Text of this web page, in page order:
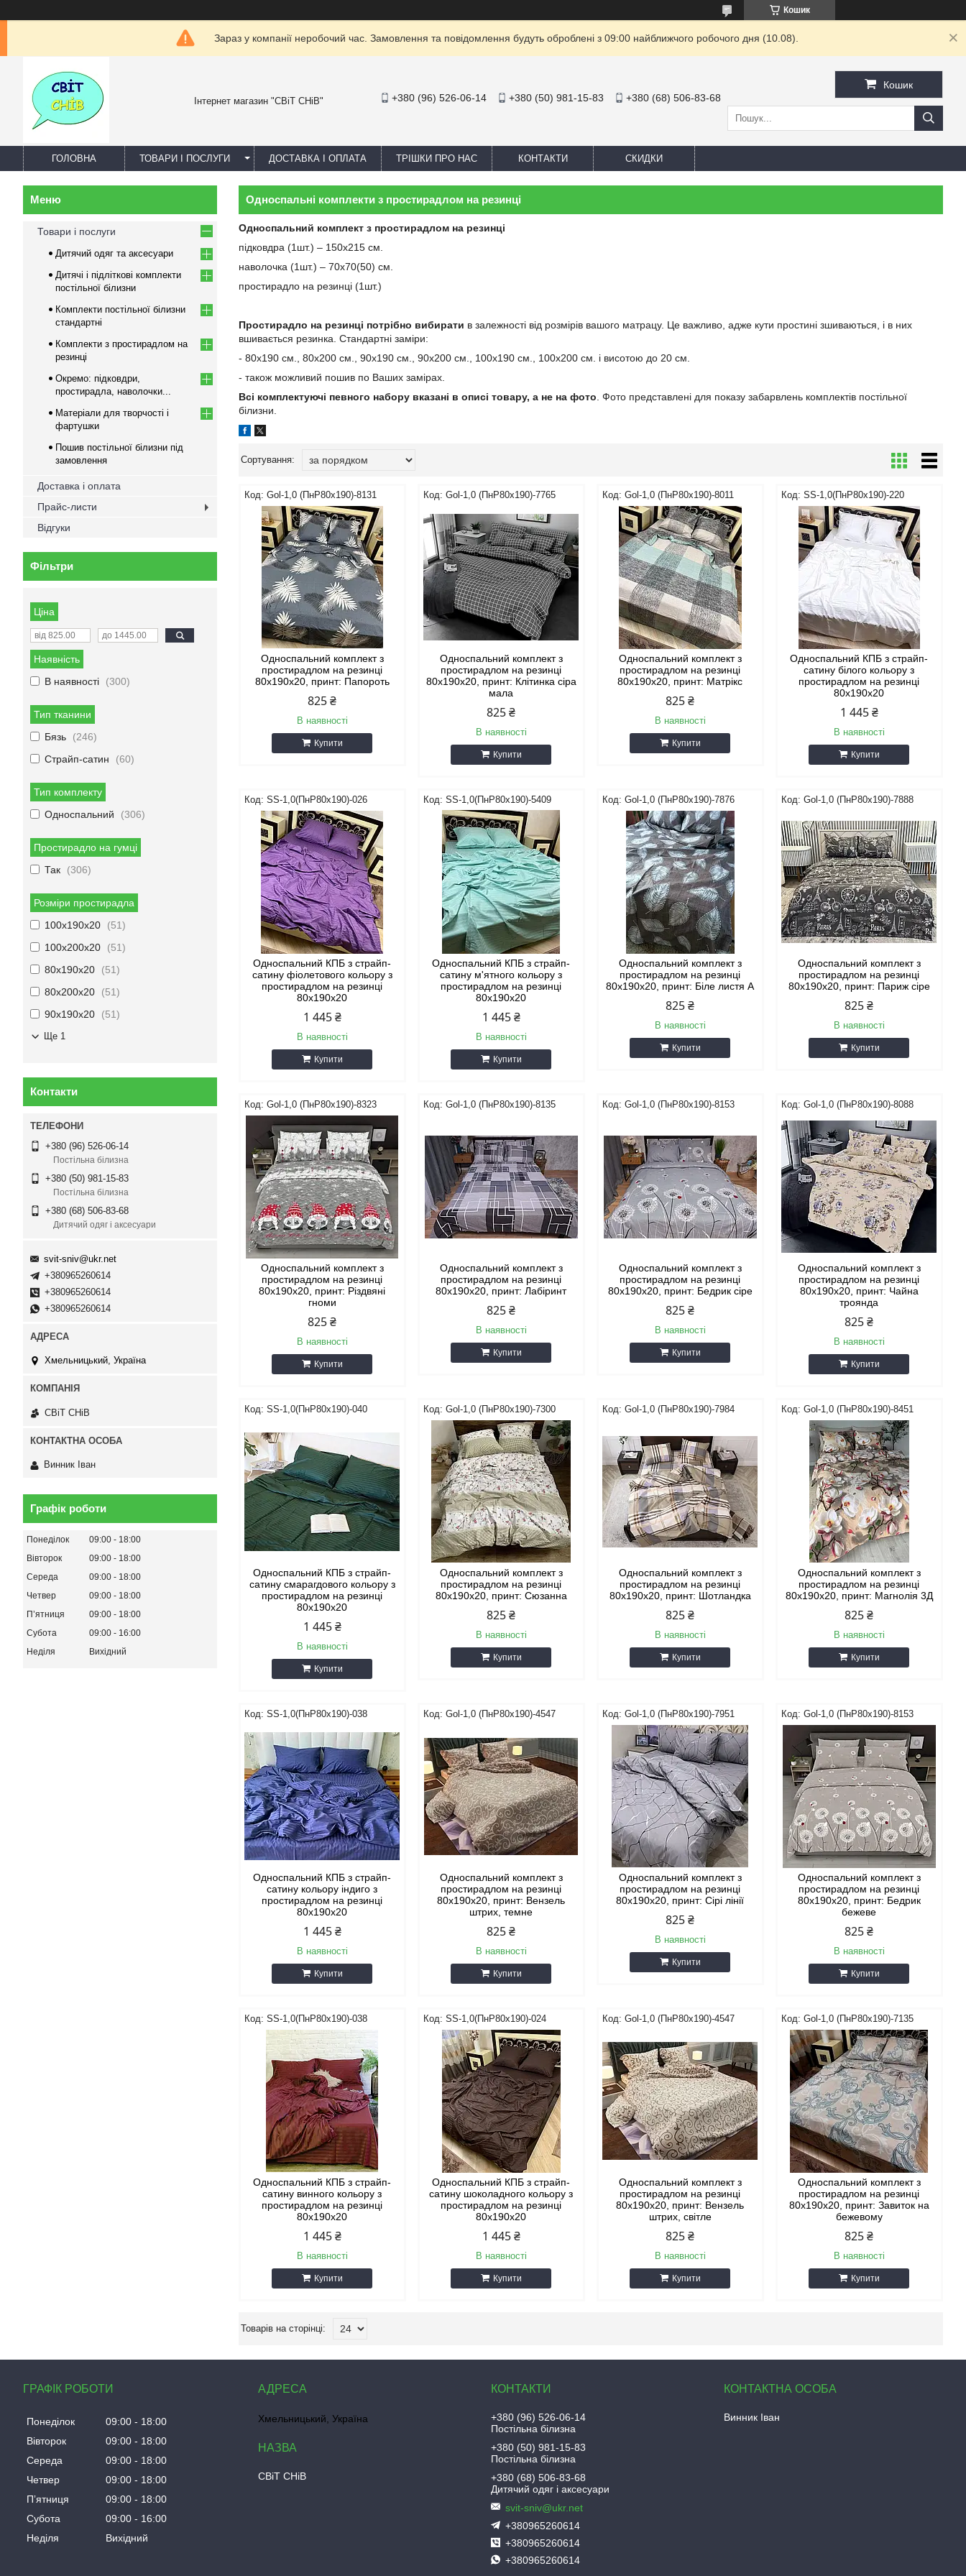
Кошик
Зараз у компанії неробочий час. Замовлення та повідомлення будуть оброблені з 09:00 найближчого робочого дня (10.08).
Інтернет магазин "СВіТ СНіВ" +380 (96) 526-06-14 +380 (50) 981-15-83 +380 (68) 506-83-68
Кошик
ГОЛОВНА ТОВАРИ І ПОСЛУГИ ДОСТАВКА І ОПЛАТА ТРІШКИ ПРО НАС КОНТАКТИ СКИДКИ
Односпальні комплекти з простирадлом на резинці
Односпальний комплект з простирадлом на резинці
підковдра (1шт.) – 150х215 см.
наволочка (1шт.) – 70х70(50) см.
простирадло на резинці (1шт.)
Простирадло на резинці потрібно вибирати в залежності від розмірів вашого матрацу. Це важливо, адже кути простині зшиваються, і в них
вшивається резинка. Стандартні заміри:
- 80х190 см., 80х200 см., 90х190 см., 90х200 см., 100х190 см., 100х200 см. і висотою до 20 см.
- також можливий пошив по Ваших замірах.
Всі комплектуючі певного набору вказані в описі товару, а не на фото . Фото представлені для показу забарвлень комплектів постільної
білизни.
Gol-1,0 (ПнР80х190)-8131
Односпальний комплект з
простирадлом на резинці
80х190х20, принт: Папороть
825 ₴
В наявності
Купити
Gol-1,0 (ПнР80х190)-7765
Односпальний комплект з
простирадлом на резинці
80х190х20, принт: Клітинка сіра
мала
825 ₴
В наявності
Купити
Gol-1,0 (ПнР80х190)-8011
Односпальний комплект з
простирадлом на резинці
80х190х20, принт: Матрікс
825 ₴
В наявності
Купити
SS-1,0(ПнР80х190)-220
Односпальний КПБ з страйп-
сатину білого кольору з
простирадлом на резинці
80х190х20
1 445 ₴
В наявності
Купити
SS-1,0(ПнР80х190)-026
Односпальний КПБ з страйп-
сатину фіолетового кольору з
простирадлом на резинці
80х190х20
1 445 ₴
В наявності
Купити
SS-1,0(ПнР80х190)-5409
Односпальний КПБ з страйп-
сатину м'ятного кольору з
простирадлом на резинці
80х190х20
1 445 ₴
В наявності
Купити
Gol-1,0 (ПнР80х190)-7876
Односпальний комплект з
простирадлом на резинці
80х190х20, принт: Біле листя А
825 ₴
В наявності
Купити
Gol-1,0 (ПнР80х190)-7888
Односпальний комплект з
простирадлом на резинці
80х190х20, принт: Париж сіре
825 ₴
В наявності
Купити
Gol-1,0 (ПнР80х190)-8323
Односпальний комплект з
простирадлом на резинці
80х190х20, принт: Різдвяні
гноми
825 ₴
В наявності
Купити
Gol-1,0 (ПнР80х190)-8135
Односпальний комплект з
простирадлом на резинці
80х190х20, принт: Лабіринт
825 ₴
В наявності
Купити
Gol-1,0 (ПнР80х190)-8153
Односпальний комплект з
простирадлом на резинці
80х190х20, принт: Бедрик сіре
825 ₴
В наявності
Купити
Gol-1,0 (ПнР80х190)-8088
Односпальний комплект з
простирадлом на резинці
80х190х20, принт: Чайна
троянда
825 ₴
В наявності
Купити
SS-1,0(ПнР80х190)-040
Односпальний КПБ з страйп-
сатину смарагдового кольору з
простирадлом на резинці
80х190х20
1 445 ₴
В наявності
Купити
Gol-1,0 (ПнР80х190)-7300
Односпальний комплект з
простирадлом на резинці
80х190х20, принт: Сюзанна
825 ₴
В наявності
Купити
Gol-1,0 (ПнР80х190)-7984
Односпальний комплект з
простирадлом на резинці
80х190х20, принт: Шотландка
825 ₴
В наявності
Купити
Gol-1,0 (ПнР80х190)-8451
Односпальний комплект з
простирадлом на резинці
80х190х20, принт: Магнолія 3Д
825 ₴
В наявності
Купити
SS-1,0(ПнР80х190)-038
Односпальний КПБ з страйп-
сатину кольору індиго з
простирадлом на резинці
80х190х20
1 445 ₴
В наявності
Купити
Gol-1,0 (ПнР80х190)-4547
Односпальний комплект з
простирадлом на резинці
80х190х20, принт: Вензель
штрих, темне
825 ₴
В наявності
Купити
Gol-1,0 (ПнР80х190)-7951
Односпальний комплект з
простирадлом на резинці
80х190х20, принт: Сірі лінії
825 ₴
В наявності
Купити
Gol-1,0 (ПнР80х190)-8153
Односпальний комплект з
простирадлом на резинці
80х190х20, принт: Бедрик
бежеве
825 ₴
В наявності
Купити
SS-1,0(ПнР80х190)-038
Односпальний КПБ з страйп-
сатину винного кольору з
простирадлом на резинці
80х190х20
1 445 ₴
В наявності
Купити
SS-1,0(ПнР80х190)-024
Односпальний КПБ з страйп-
сатину шоколадного кольору з
простирадлом на резинці
80х190х20
1 445 ₴
В наявності
Купити
Gol-1,0 (ПнР80х190)-4547
Односпальний комплект з
простирадлом на резинці
80х190х20, принт: Вензель
штрих, світле
825 ₴
В наявності
Купити
Gol-1,0 (ПнР80х190)-7135
Односпальний комплект з
простирадлом на резинці
80х190х20, принт: Завиток на
бежевому
825 ₴
В наявності
Купити
Товари і послуги
Дитячий одяг та аксесуари
Дитячі і підліткові комплекти
постільної білизни
Комплекти постільної білизни
стандартні
Комплекти з простирадлом на
резинці
Окремо: підковдри,
простирадла, наволочки...
Матеріали для творчості і
фартушки
Пошив постільної білизни під
замовлення
Доставка і оплата
Прайс-листи
Відгуки
Фільтри
Ціна
Наявність
В наявності
300
Тип тканини
Бязь
246
Страйп-сатин
60
Тип комплекту
Односпальний
306
Простирадло на гумці
Так
306
Розміри простирадла
100х190х20
51
100х200х20
51
80х190х20
51
80х200х20
51
90х190х20
51
Ще 1
Контакти
+380 (96) 526-06-14
Постільна білизна
+380 (50) 981-15-83
Постільна білизна
+380 (68) 506-83-68
Дитячий одяг і аксесуари
svit-sniv@ukr.net
+380965260614
+380965260614
+380965260614
Хмельницький, Україна
СВіТ СНіВ
Винник Іван
Графік роботи
Понеділок 09:00
18:00
Вівторок
09:00
18:00
Середа
09:00
18:00
Четвер
09:00
18:00
Пʼятниця
09:00
18:00
Субота
09:00
16:00
Неділя
Вихідний
ГРАФІК РОБОТИ
Понеділок 09:00
18:00
Вівторок
09:00
18:00
Середа
09:00
18:00
Четвер
09:00
18:00
Пʼятниця
09:00
18:00
Субота
09:00
16:00
Неділя
Вихідний
Хмельницький, Україна
СВіТ СНіВ
+380 (96) 526-06-14
Постільна білизна
+380 (50) 981-15-83
Постільна білизна
+380 (68) 506-83-68
Дитячий одяг і аксесуари
svit-sniv@ukr.net
+380965260614
+380965260614
+380965260614
Винник Іван